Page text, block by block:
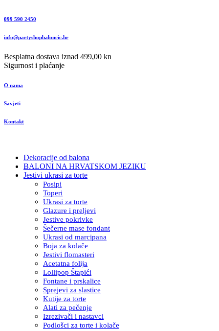
099 590 2450
info@partyshopbaloncic.hr
Besplatna dostava iznad 499,00 kn
Sigurnost i plaćanje
O nama
Savjeti
Kontakt
Dekoracije od balona
BALONI NA HRVATSKOM JEZIKU
Jestivi ukrasi za torte
Posipi
Toperi
Ukrasi za torte
Glazure i preljevi
Jestive pokrivke
Šečerne mase fondant
Ukrasi od marcipana
Boja za kolače
Jestivi flomasteri
Acetatna folija
Lollipop Štapići
Fontane i prskalice
Sprejevi za slastice
Kutije za torte
Alati za pečenje
Izrezivači i nastavci
Podlošci za torte i kolače